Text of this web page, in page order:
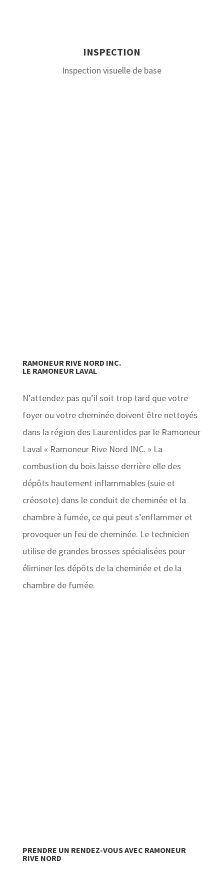
INSPECTION
Inspection visuelle de base
RAMONEUR RIVE NORD INC.
LE RAMONEUR LAVAL
N’attendez pas qu’il soit trop tard que votre
foyer ou votre cheminée doivent être nettoyés
dans la région des Laurentides par le Ramoneur
Laval « Ramoneur Rive Nord INC. » La
combustion du bois laisse derrière elle des
dépôts hautement inflammables (suie et
créosote) dans le conduit de cheminée et la
chambre à fumée, ce qui peut s’enflammer et
provoquer un feu de cheminée. Le technicien
utilise de grandes brosses spécialisées pour
éliminer les dépôts de la cheminée et de la
chambre de fumée.
PRENDRE UN RENDEZ-VOUS AVEC RAMONEUR
RIVE NORD